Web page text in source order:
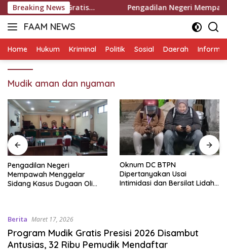
Langsung
ke
konten
Breaking News
Taufik : Gratis… Pengadilan Negeri Mempawah
FAAM NEWS
Mengungkap
Mengawal
Home Hukum Kriminal Politik Sosial Daerah
Mudik aman dan nyaman
Pengadilan Negeri
Mempawah Menggelar
Sidang Kasus Dugaan Oli
Pemasok PT. DAB
Oknum DC BTPN
Dipertanyakan Usai
Intimidasi dan Bersilat Lidah
Berita Maret 17, 2026
Program Mudik Gratis Presisi 2026 Disambut
Antusias, 32 Ribu Pemudik Mendaftar